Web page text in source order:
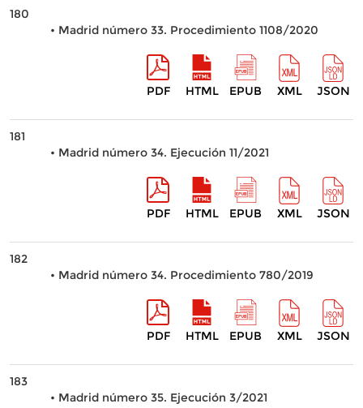
180
• Madrid número 33. Procedimiento 1108/2020
PDF HTML EPUB XML JSON
181
• Madrid número 34. Ejecución 11/2021
PDF HTML EPUB XML JSON
182
• Madrid número 34. Procedimiento 780/2019
PDF HTML EPUB XML JSON
183
• Madrid número 35. Ejecución 3/2021